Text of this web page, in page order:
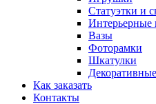
Статуэтки и
Интерьерные
Вазы
Фоторамки
Шкатулки
Как заказать
Контакты